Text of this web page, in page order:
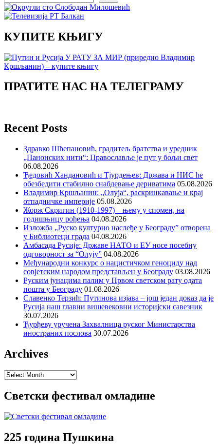
КУПИТЕ КЊИГУ
ПРАТИТЕ НАС НА ТЕЛЕГРАМУ
Recent Posts
Здравко Шћепановић, градитељ братства и уредник
„Панонских нити“: Православље је пут у бољи свет
06.08.2026
Ђедовић Хандановић и Тјурдењев: Држава и НИС ће
обезбедити стабилно снабдевање дериватима 05.08.2026
Владимир Кршљанин: „Олуја“, раскринкавање и крај
отпадничке империје 05.08.2026
Жорж Скригин (1910-1997) – њему у спомен, на
годишњицу рођења 04.08.2026
Изложба „Руско културно наслеђе у Београду” отворена
у Библиотеци града 04.08.2026
Амбасада Русије: Државе НАТО и ЕУ носе посебну
одговорност за “Олују” 04.08.2026
Међународни конкурс о нацистичком геноциду над
совјетским народом представљен у Београду 03.08.2026
Руским јунацима палим у Првом светском рату одата
пошта у Београду 01.08.2026
Славенко Терзић: Путинова изјава – још један доказ да је
Русија наш главни вишевековни историјски савезник
30.07.2026
Ђурђеву уручена Захвалница руског Министарства
иностраних послова 30.07.2026
Archives
Archives
Светски фестивал омладине
225 година Пушкина